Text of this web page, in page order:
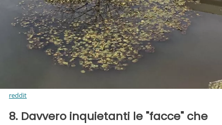
reddit
8. Davvero inquietanti le "facce" che